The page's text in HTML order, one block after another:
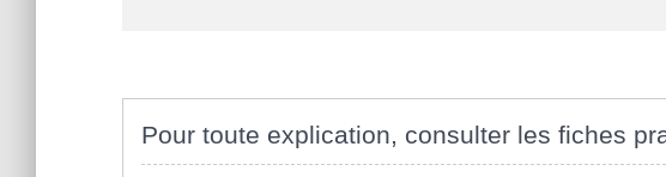
Pour toute explication, consulter les fiches